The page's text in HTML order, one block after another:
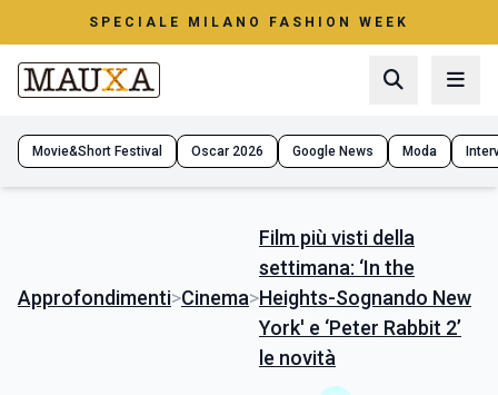
SPECIALE MILANO FASHION WEEK
Movie&Short Festival Oscar 2026 Google News Moda
Approfondimenti>Cinema>
Film più visti della
settimana: ‘In the
Heights-Sognando New
York' e ‘Peter Rabbit 2’
le novità